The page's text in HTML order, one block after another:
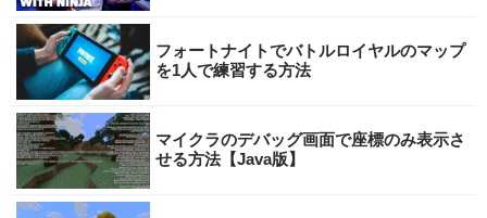
フォートナイトでバトルロイヤルのマップ
を1人で練習する方法
マイクラのデバッグ画面で座標のみ表示さ
せる方法【Java版】